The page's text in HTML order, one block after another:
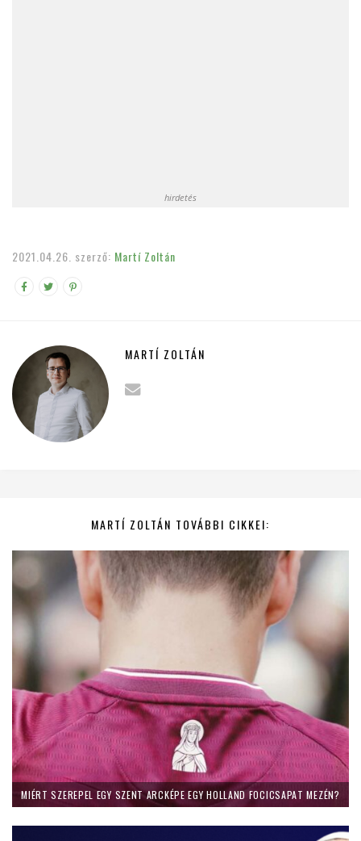
hirdetés
2021.04.26. szerző: Martí Zoltán
MARTÍ ZOLTÁN
MARTÍ ZOLTÁN TOVÁBBI CIKKEI:
MIÉRT SZEREPEL EGY SZENT ARCKÉPE EGY HOLLAND FOCICSAPAT MEZÉN?